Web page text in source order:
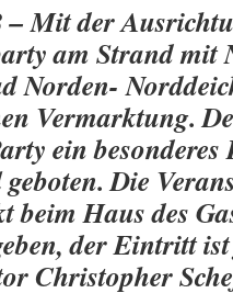
– Mit der
am Strand mit
Norden-
Vermarktung.
ein
geboten. Die
beim Haus des
der Eintritt
Christopher